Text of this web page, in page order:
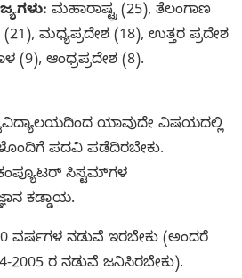
ಮಹಾರಾಷ್ಟ್ರ (25), ತೆಲಂಗಾಣ
ಮಧ್ಯಪ್ರದೇಶ (18), ಉತ್ತರ ಪ್ರದೇಶ
(9), ಆಂಧ್ರಪ್ರದೇಶ (8).
ಯಾವುದೇ ವಿಷಯದಲ್ಲಿ
ಪದವಿ ಪಡೆದಿರಬೇಕು.
ಸಿಸ್ಟಮ್‌ಗಳ
ಕಡ್ಡಾಯ.
ವರ್ಷಗಳ ನಡುವೆ ಇರಬೇಕು (ಅಂದರೆ
2005 ರ ನಡುವೆ ಜನಿಸಿರಬೇಕು).